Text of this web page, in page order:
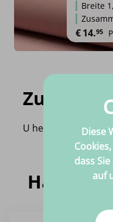
Breite
€14.95
Zuletzt
U heeft nog geen
Häufig
Diese
dass
auf